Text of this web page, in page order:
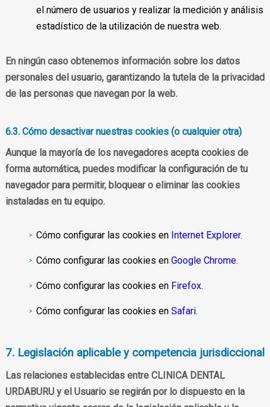
el número de usuarios y realizar la medición y análisis
estadístico de la utilización de nuestra web.
En ningún caso obtenemos información sobre los datos
personales del usuario, garantizando la tutela de la privacidad
de las personas que navegan por la web.
6.3. Cómo desactivar nuestras cookies (o cualquier otra)
Aunque la mayoría de los navegadores acepta cookies de
forma automática, puedes modificar la configuración de tu
navegador para permitir, bloquear o eliminar las cookies
instaladas en tu equipo.
Cómo configurar las cookies en Internet Explorer.
Cómo configurar las cookies enGoogle Chrome.
Cómo configurar las cookies en Firefox.
Cómo configurar las cookies enSafari.
7. Legislación aplicable y competencia jurisdiccional
Las relaciones establecidas entre CLINICA DENTAL
URDABURU y el Usuario se regirán por lo dispuesto en la